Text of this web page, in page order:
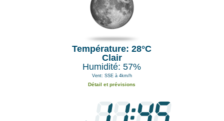
Température: 28°C
Clair
Humidité: 57%
Vent: SSE à 4km/h
Détail et prévisions